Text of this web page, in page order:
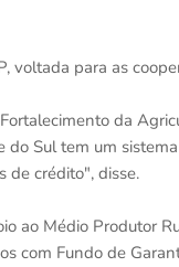
para as
da
Sul tem um
de crédito", disse.
ao Médio Produtor
com Fundo de